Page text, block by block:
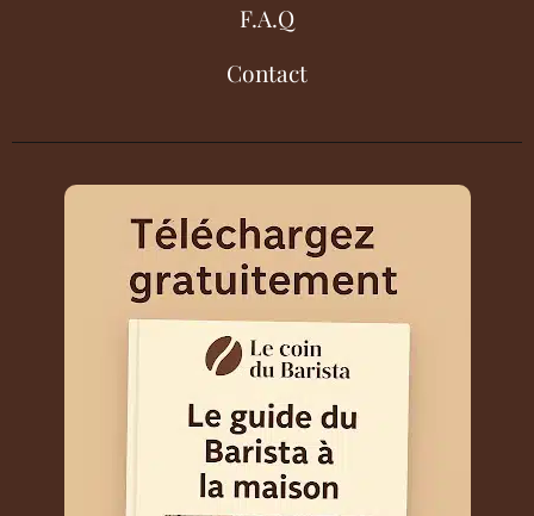
F.A.Q
Contact